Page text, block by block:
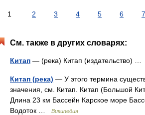
1 2 3 4 5 6 7
См. также в других словарях:
Китап — (река) Китап (издательство) …
Китап (река) — У этого термина
значения, см. Китап. Китап (Большой
Длина 23 км Бассейн Карское море
Водоток …
Википедия